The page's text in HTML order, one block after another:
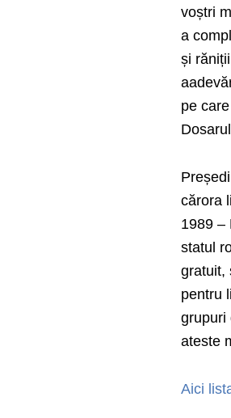
voștri
a
și
pe
cărora
1989 –
statul
gratuit,
pentru
grupuri
ateste
Aici